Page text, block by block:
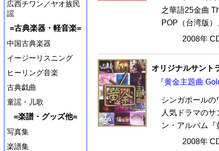
広西チワン／ヤオ族民
謡
=古典楽器・軽音楽=
中国古典楽器
イージーリスニング
ヒーリング音楽
古典戯曲
童謡・儿歌
=楽譜・グッズ他=
写真集
楽譜集
之華語25金曲
POP（台湾版
2008年
オリジナルサント
『黄金主題曲
シンガポール
人気ドラマの
ン・アルバム『
2008年